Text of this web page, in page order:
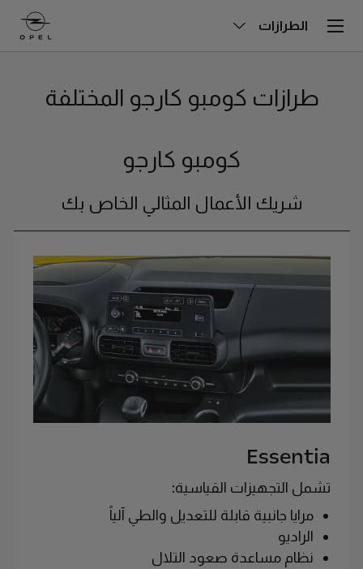
الطرازات
طرازات كومبو كارجو المختلفة
كومبو كارجو
شريك الأعمال المثالي الخاص بك
Essentia
تشمل التجهيزات القياسية:
مرايا جانبية قابلة للتعديل والطي آلياً
الراديو
نظام مساعدة صعود التلال